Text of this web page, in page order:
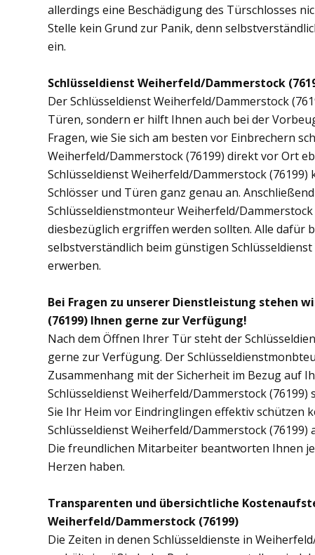
allerdings eine Beschädigung des Türschlosses
Stelle kein Grund zur Panik, denn
ein.
Schlüsseldienst Weiherfeld/Dammerstock
Der Schlüsseldienst Weiherfeld/Dammerstock
Türen, sondern er hilft Ihnen auch bei der
Fragen, wie Sie sich am besten vor Einbrechern
Weiherfeld/Dammerstock (76199) direkt vor Ort
Schlüsseldienst Weiherfeld/Dammerstock
Schlösser und Türen ganz genau an.
Schlüsseldienstmonteur Weiherfeld/
diesbezüglich ergriffen werden sollten. Alle dafür
selbstverständlich beim günstigen
erwerben.
Bei Fragen zu unserer Dienstleistung stehen
(76199) Ihnen gerne zur Verfügung!
Nach dem Öffnen Ihrer Tür steht der
gerne zur Verfügung. Der
Zusammenhang mit der Sicherheit im Bezug auf
Schlüsseldienst Weiherfeld/Dammerstock
Sie Ihr Heim vor Eindringlingen effektiv schützen
Schlüsseldienst Weiherfeld/Dammerstock
Die freundlichen Mitarbeiter beantworten Ihnen
Herzen haben.
Transparenten und übersichtliche
Weiherfeld/Dammerstock (76199)
Die Zeiten in denen Schlüsseldienste in